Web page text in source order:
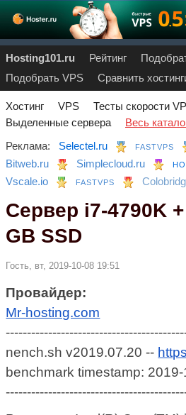
Hosting101.ru Рейтинг
Подобрать VPS
Сравнить
Хостинг VPS Тесты скорости
Выделенные сервера
Весь
Реклама:
Selectel.ru FASTVPS
Bitweb.ru
Simplecloud.ru
Vscale.io
FASTVPS
Сервер i7-4790K
GB SSD
Гость, вт, 2019-10-08 19:51
Провайдер:
Mr-hosting.com
nench.sh v2019.07.20 --
benchmark timestamp: